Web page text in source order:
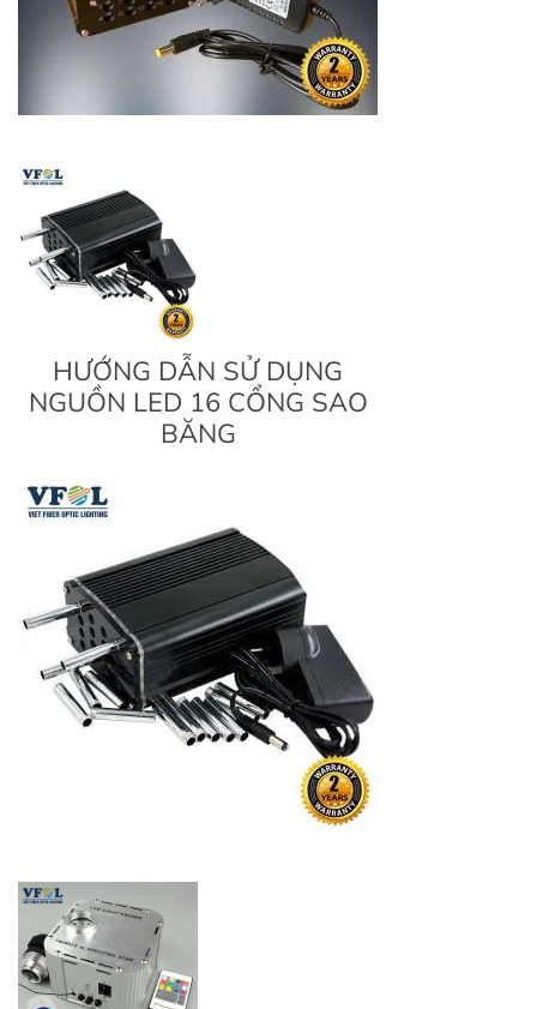
HƯỚNG DẪN SỬ DỤNG
NGUỒN LED 16 CỔNG SAO
BĂNG